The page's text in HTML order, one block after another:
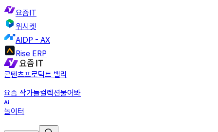
요즘IT
위시켓
AIDP - AX
Rise ERP
콘텐츠프로덕트 밸리
요즘 작가들컬렉션물어봐
놀이터